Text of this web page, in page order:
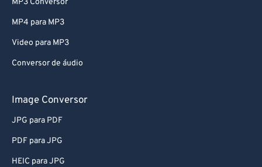
MP3 Conversor
MP4 para MP3
Video para MP3
Conversor de áudio
Image Conversor
JPG para PDF
PDF para JPG
HEIC para JPG